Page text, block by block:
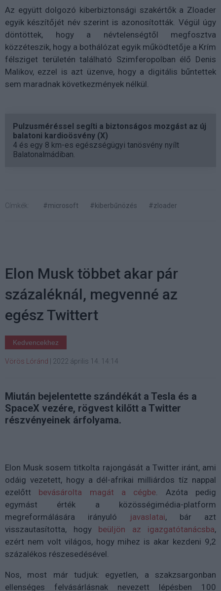
Az együtt dolgozó kiberbiztonsági szakértők a Zloader
egyik készítőjét név szerint is azonosították. Végül úgy
döntöttek, hogy a névtelenségtől megfosztva
közzéteszik, hogy a bothálózat egyik működtetője a Krím
félsziget területén található Szimferopolban élő Denis
Malikov, ezzel is azt üzenve, hogy a digitális bűntettek
sem maradnak következmények nélkül.
Pulzusméréssel segíti a biztonságos mozgást az új
balatoni kardioösvény (X)
4 és egy 8 km-es egészségügyi tanösvény nyílt
Balatonalmádiban.
Címkék: #microsoft #kiberbűnözés #zloader
Elon Musk többet akar pár
százaléknál, megvenné az
egész Twittert
Kedvencekhez
Vörös Lóránd 2022 április 14. 14:14
Miután bejelentette szándékát a Tesla és a
SpaceX vezére, rögvest kilőtt a Twitter
részvényeinek árfolyama.
Elon Musk sosem titkolta rajongását a Twitter iránt, ami
odáig vezetett, hogy a dél-afrikai milliárdos tíz nappal
ezelőtt bevásárolta magát a cégbe. Azóta pedig
egymást érték a közösségimédia-platform
megreformálására irányuló javaslatai, bár azt
visszautasította, hogy beüljön az igazgatótanácsba,
ezért nem volt világos, hogy mihez is akar kezdeni 9,2
százalékos részesedésével.
Nos, most már tudjuk: egyetlen, a szakzsargonban
ellenséges felvásárlásnak nevezett lépésben 100